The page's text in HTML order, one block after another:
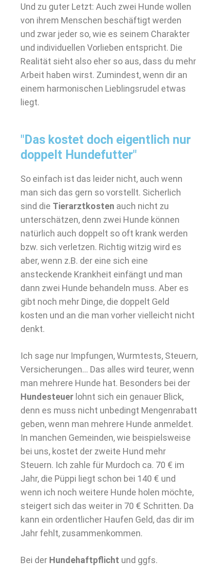
Und zu guter Letzt: Auch zwei Hunde wollen
von ihrem Menschen beschäftigt werden
und zwar jeder so, wie es seinem Charakter
und individuellen Vorlieben entspricht. Die
Realität sieht also eher so aus, dass du mehr
Arbeit haben wirst. Zumindest, wenn dir an
einem harmonischen Lieblingsrudel etwas
liegt.
"Das kostet doch eigentlich nur
doppelt Hundefutter"
So einfach ist das leider nicht, auch wenn
man sich das gern so vorstellt. Sicherlich
sind die Tierarztkosten auch nicht zu
unterschätzen, denn zwei Hunde können
natürlich auch doppelt so oft krank werden
bzw. sich verletzen. Richtig witzig wird es
aber, wenn z.B. der eine sich eine
ansteckende Krankheit einfängt und man
dann zwei Hunde behandeln muss. Aber es
gibt noch mehr Dinge, die doppelt Geld
kosten und an die man vorher vielleicht nicht
denkt.
Ich sage nur Impfungen, Wurmtests, Steuern,
Versicherungen… Das alles wird teurer, wenn
man mehrere Hunde hat. Besonders bei der
Hundesteuer lohnt sich ein genauer Blick,
denn es muss nicht unbedingt Mengenrabatt
geben, wenn man mehrere Hunde anmeldet.
In manchen Gemeinden, wie beispielsweise
bei uns, kostet der zweite Hund mehr
Steuern. Ich zahle für Murdoch ca. 70 € im
Jahr, die Püppi liegt schon bei 140 € und
wenn ich noch weitere Hunde holen möchte,
steigert sich das weiter in 70 € Schritten. Da
kann ein ordentlicher Haufen Geld, das dir im
Jahr fehlt, zusammenkommen.
Bei der Hundehaftpflicht und ggfs.